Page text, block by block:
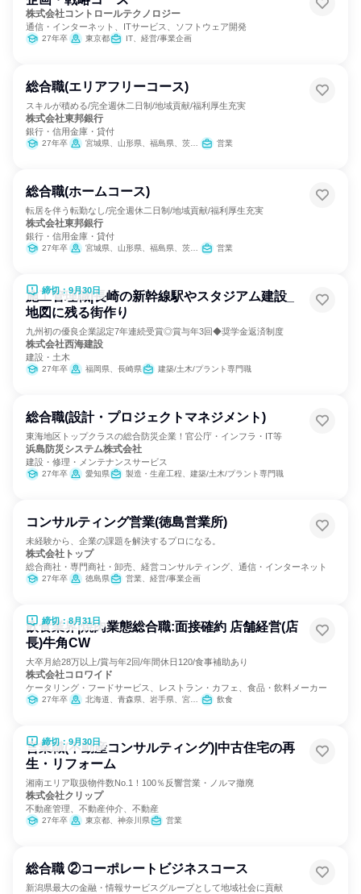
株式会社コントロールテクノロジー
通信・インターネット、ITサービス、ソフトウェア開発
27年卒 東京都 IT、経営/事業企画
総合職(エリアフリーコース)
スキルが積める/完全週休二日制/地域貢献/福利厚生充実
株式会社東邦銀行
銀行・信用金庫・貸付
27年卒 宮城県、山形県、福島県、茨城県、栃木県、東京都、新潟県 営業
総合職(ホームコース)
転居を伴う転勤なし/完全週休二日制/地域貢献/福利厚生充実
株式会社東邦銀行
銀行・信用金庫・貸付
27年卒 宮城県、山形県、福島県、茨城県、栃木県、東京都、新潟県 営業
締切：9月30日
施工管理職|長崎の新幹線駅やスタジアム建設_
地図に残る街作り
九州初の優良企業認定7年連続受賞◎賞与年3回◆奨学金返済制度
株式会社西海建設
建設・土木
27年卒 福岡県、長崎県 建築/土木/プラント専門職
総合職(設計・プロジェクトマネジメント)
東海地区トップクラスの総合防災企業！官公庁・インフラ・IT等
浜島防災システム株式会社
建設・修理・メンテナンスサービス
27年卒 愛知県 製造・生産工程、建築/土木/プラント専門職
コンサルティング営業(徳島営業所)
未経験から、企業の課題を解決するプロになる。
株式会社トップ
総合商社・専門商社・卸売、経営コンサルティング、通信・インターネット
27年卒 徳島県 営業、経営/事業企画
締切：8月31日
飲食業界|焼肉業態総合職:面接確約 店舗経営(店
長)牛角CW
大卒月給28万以上/賞与年2回/年間休日120/食事補助あり
株式会社コロワイド
ケータリング・フードサービス、レストラン・カフェ、食品・飲料メーカー
27年卒 北海道、青森県、岩手県、宮城県、秋田県、山形県、福島県、茨城県、栃木県、群馬県、埼玉県、千葉県、東京都、神奈川県、新潟県、富山県、石川県、福井県、山梨県、長野県、岐阜県、静岡県、愛知県、三重県、滋賀県、京都府、大阪府、兵庫県、奈良県、和歌山県、鳥取県、島根県、岡山県、広島県、山口県、徳島県、香川県、愛媛県、高知県、福岡県、佐賀県、長崎県、熊本県、大分県、宮崎県、鹿児島県 飲食
締切：9月30日
営業職(不動産コンサルティング)|中古住宅の再
生・リフォーム
湘南エリア取扱物件数No.1！100％反響営業・ノルマ撤廃
株式会社クリップ
不動産管理、不動産仲介、不動産
27年卒 東京都、神奈川県 営業
総合職 ②コーポレートビジネスコース
新潟県最大の金融・情報サービスグループとして地域社会に貢献